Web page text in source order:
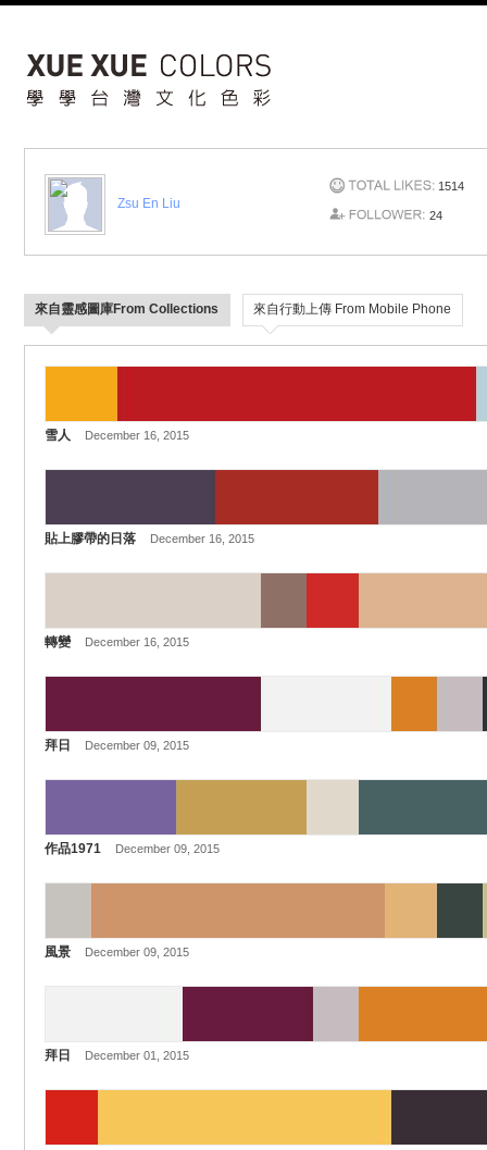
Zsu En Liu
1514
24
來自靈感圖庫From Collections 來自行動上傳 From Mobile Phone
雪人 December 16, 2015
貼上膠帶的日落 December 16, 2015
轉變 December 16, 2015
拜日 December 09, 2015
作品1971 December 09, 2015
風景 December 09, 2015
拜日 December 01, 2015